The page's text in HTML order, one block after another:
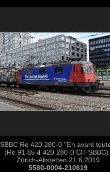
SBBC Re 420.280-0 ''En avant
(Re 91 85 4 420 280-0 CH-SBBC)
Zürich-Altstetten 21.6.2019
5580-0004-210619